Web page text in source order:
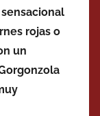
rojas o
un